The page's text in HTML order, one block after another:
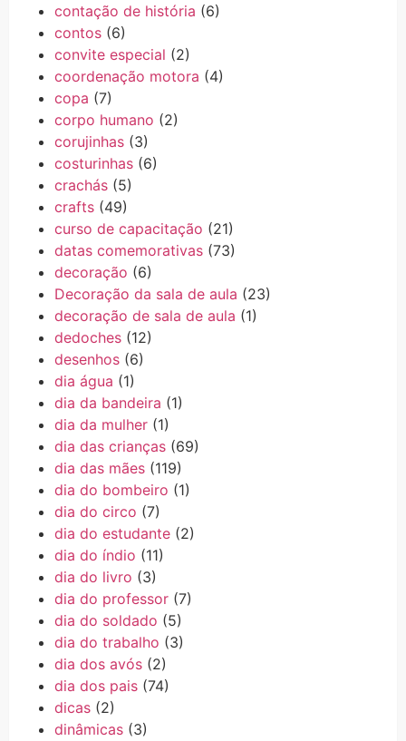
contação de história (6)
contos (6)
convite especial (2)
coordenação motora (4)
copa (7)
corpo humano (2)
corujinhas (3)
costurinhas (6)
crachás (5)
crafts (49)
curso de capacitação (21)
datas comemorativas (73)
decoração (6)
Decoração da sala de aula (23)
decoração de sala de aula (1)
dedoches (12)
desenhos (6)
dia água (1)
dia da bandeira (1)
dia da mulher (1)
dia das crianças (69)
dia das mães (119)
dia do bombeiro (1)
dia do circo (7)
dia do estudante (2)
dia do índio (11)
dia do livro (3)
dia do professor (7)
dia do soldado (5)
dia do trabalho (3)
dia dos avós (2)
dia dos pais (74)
dicas (2)
dinâmicas (3)